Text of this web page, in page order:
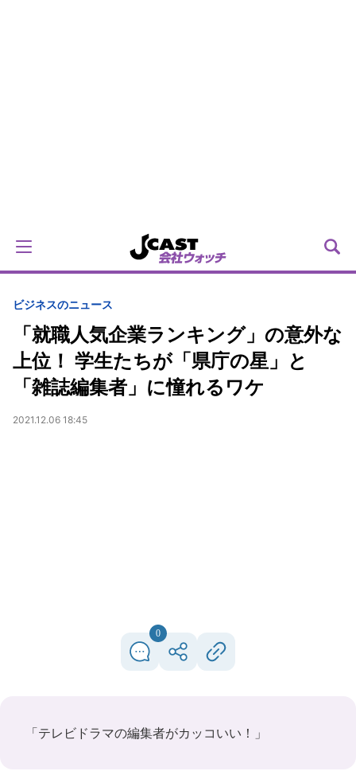
ビジネスのニュース
「就職人気企業ランキング」の意外な
上位！ 学生たちが「県庁の星」と
「雑誌編集者」に憧れるワケ
2021.12.06 18:45
0
「テレビドラマの編集者がカッコいい！」